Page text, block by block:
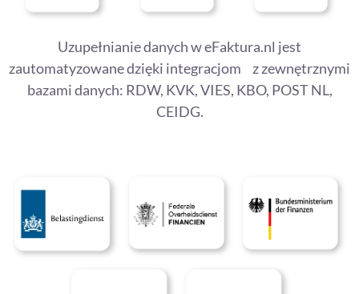
Uzupełnianie danych w eFaktura.nl jest
zautomatyzowane dzięki integracjom z zewnętrznymi
bazami danych: RDW, KVK, VIES, KBO, POST NL,
CEIDG.